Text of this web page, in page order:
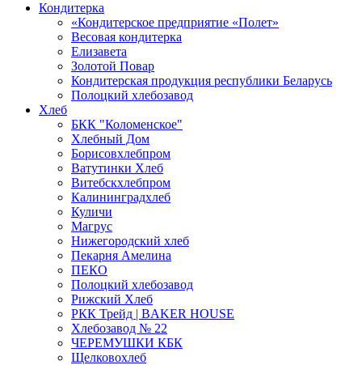
Кондитерка
«Кондитерское предприятие «Полет»
Весовая кондитерка
Елизавета
Золотой Повар
Кондитерская продукция республики Беларусь
Полоцкий хлебозавод
Хлеб
БКК "Коломенское"
Хлебный Дом
Борисовхлебпром
Ватутинки Хлеб
Витебскхлебпром
Калининградхлеб
Куличи
Магрус
Нижегородский хлеб
Пекарня Амелина
ПЕКО
Полоцкий хлебозавод
Рижский Хлеб
РКК Трейд | BAKER HOUSE
Хлебозавод № 22
ЧЕРЕМУШКИ КБК
Щелковохлеб